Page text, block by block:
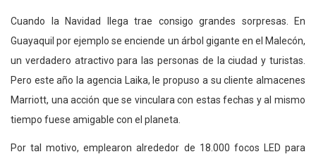
Cuando la Navidad llega trae consigo grandes sorpresas. En
Guayaquil por ejemplo se enciende un árbol gigante en el Malecón,
un verdadero atractivo para las personas de la ciudad y turistas.
Pero este año la agencia Laika, le propuso a su cliente almacenes
Marriott, una acción que se vinculara con estas fechas y al mismo
tiempo fuese amigable con el planeta.
Por tal motivo, emplearon alrededor de 18.000 focos LED para